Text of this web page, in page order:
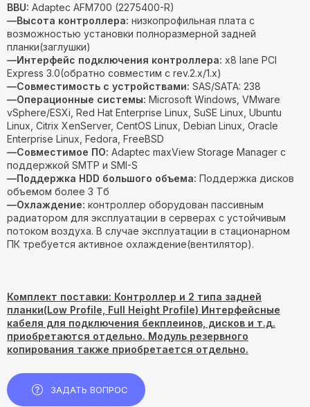
BBU: Adaptec AFM700 (2275400-R)
—Высота контроллера: низкопрофильная плата с
возможностью установки полноразмерной задней
планки(заглушки)
—Интерфейс подключения контроллера: x8 lane PCI
Express 3.0(обратно совместим с rev.2.х/1.х)
—Совместимость с устройствами: SAS/SATA: 238
—Операционные системы: Microsoft Windows, VMware
vSphere/ESXi, Red Hat Enterprise Linux, SuSE Linux, Ubuntu
Linux, Citrix XenServer, CentOS Linux, Debian Linux, Oracle
Enterprise Linux, Fedora, FreeBSD
—Совместимое ПО: Adaptec maxView Storage Manager с
поддержкой SMTP и SMI-S
—Поддержка HDD большого объема: Поддержка дисков
объемом более 3 Тб
—Охлаждение: контроллер оборудован пассивным
радиатором для эксплуатации в серверах с устойчивым
потоком воздуха. В случае эксплуатации в стационарном
ПК требуется активное охлаждение(вентилятор).
Комплект поставки: Контроллер и 2 типа задней
планки(Low Profile, Full Height Profile) Интерфейсные
кабеля для подключения бекплеинов, дисков и т.д.
приобретаются отдельно. Модуль резервного
копирования также приобретается отдельно.
ЗАДАТЬ ВОПРОС